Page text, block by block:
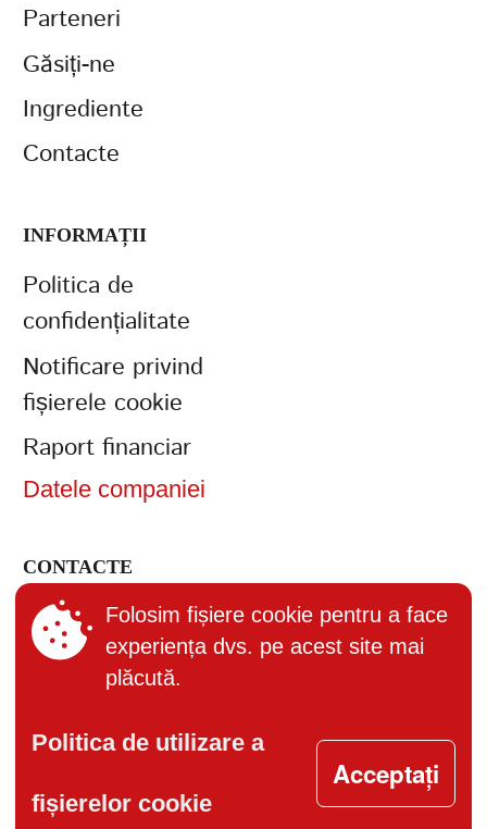
Parteneri
Găsiți-ne
Ingrediente
Contacte
INFORMAȚII
Politica de
confidențialitate
Notificare privind
fișierele cookie
Raport financiar
Datele companiei
CONTACTE
+373 (22) 895-600
office@bucuria.md
Chisinau, str. Columna, 162
Folosim fișiere cookie pentru a face
experiența dvs. pe acest site mai
plăcută.
Politica de utilizare a
fișierelor cookie
Acceptați